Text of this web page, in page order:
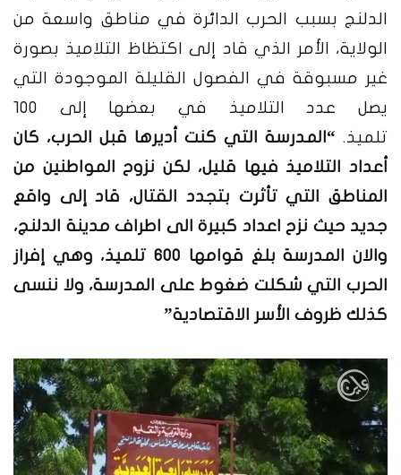
الدلنج بسبب الحرب الدائرة في مناطق واسعة من
الولاية، الأمر الذي قاد إلى اكتظاظ التلاميذ بصورة
غير مسبوقة في الفصول القليلة الموجودة التي
يصل عدد التلاميذ في بعضها إلى 100
تلميذ. “المدرسة التي كنت أديرها قبل الحرب، كان
أعداد التلاميذ فيها قليل، لكن نزوح المواطنين من
المناطق التي تأثرت بتجدد القتال، قاد إلى واقع
جديد حيث نزح اعداد كبيرة الى اطراف مدينة الدلنج،
والان المدرسة بلغ قوامها 600 تلميذ، وهي إفراز
الحرب التي شكلت ضغوط على المدرسة، ولا ننسى
كذلك ظروف الأسر الاقتصادية”